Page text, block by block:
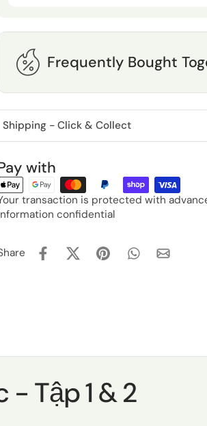
Frequently Bought
Shipping - Click & Collect
with
transaction is protected with
confidential
Tập 1 & 2